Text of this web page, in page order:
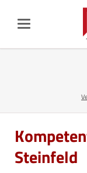
Steinfeld